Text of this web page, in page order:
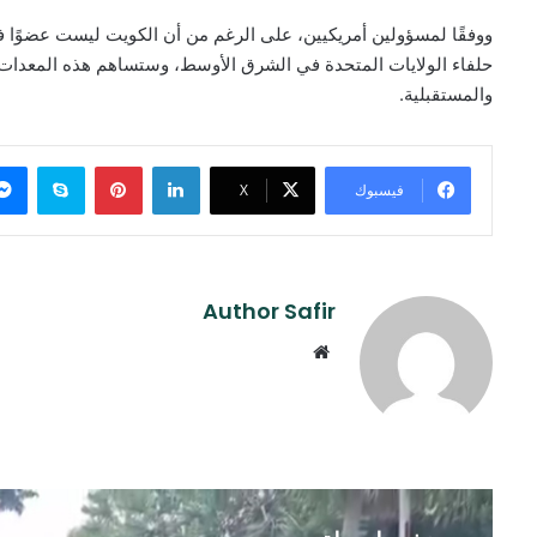
ووفقًا لمسؤولين أمريكيين، على الرغم من أن الكويت ليست عضوًا
حلفاء الولايات المتحدة في الشرق الأوسط، وستساهم هذه المعدات
والمستقبلية.
فيسبوك ‫X
لينكدإن بينتيريست
Author Safir